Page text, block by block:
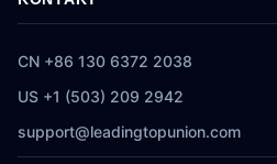
CN +86 130 6372 2038
US +1 (503) 209 2942
support@leadingtopunion.com